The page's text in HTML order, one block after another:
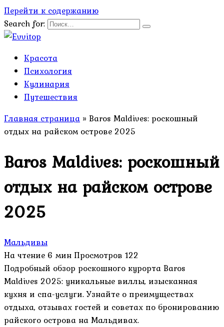
Перейти к содержанию
Search for:
Красота
Психология
Кулинария
Путешествия
Главная страница » Baros Maldives: роскошный
отдых на райском острове 2025
Baros Maldives: роскошный
отдых на райском острове
2025
Мальдивы
На чтение 6 мин Просмотров 122
Подробный обзор роскошного курорта Baros
Maldives 2025: уникальные виллы, изысканная
кухня и спа-услуги. Узнайте о преимуществах
отдыха, отзывах гостей и советах по бронированию
райского острова на Мальдивах.